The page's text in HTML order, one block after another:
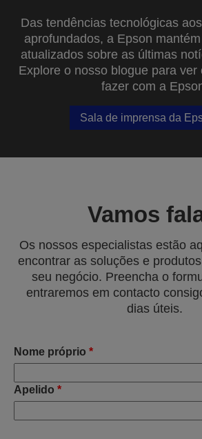
Das tendências tecnológicas
aprofundados, a Epson
atualizados sobre as últimas
Explore o nosso blogue para ver
fazer com a
Sala de imprensa da
Vamos
Os nossos especialistas estão
encontrar as soluções e
seu negócio. Preencha o
entraremos em contacto
dias úteis.
Nome próprio *
Apelido *